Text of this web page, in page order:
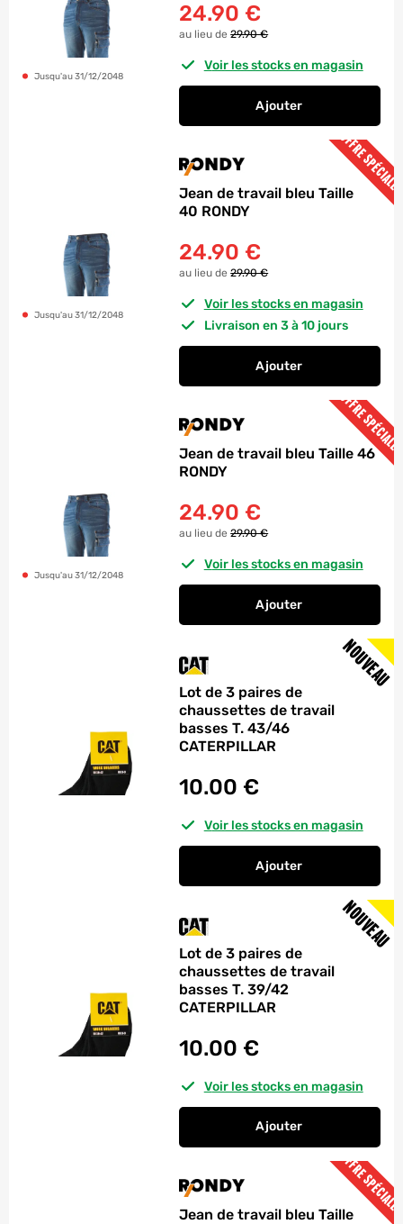
Jusqu'au 31/12/2048
24.90 €
au lieu de29.90 €
Voir les stocks en magasin
Ajouter
Jean de travail bleu
OFFRE SPÉCIALE
Jusqu'au 31/12/2048
Jean de travail bleu Taille
40 RONDY
24.90 €
au lieu de29.90 €
Voir les stocks en magasin
Livraison en 3 à 10 jours
Ajouter
Jean de travail bleu
OFFRE SPÉCIALE
Jusqu'au 31/12/2048
Jean de travail bleu Taille 46
RONDY
24.90 €
au lieu de29.90 €
Voir les stocks en magasin
Ajouter
Jean de travail bleu
NOUVEAU
Lot de 3 paires de
chaussettes de travail
basses T. 43/46
CATERPILLAR
10.00 €
Voir les stocks en magasin
Ajouter
Lot de 3 paires de
NOUVEAU
Lot de 3 paires de
chaussettes de travail
basses T. 39/42
CATERPILLAR
10.00 €
Voir les stocks en magasin
Ajouter
Lot de 3 paires de
OFFRE SPÉCIALE
Jean de travail bleu Taille